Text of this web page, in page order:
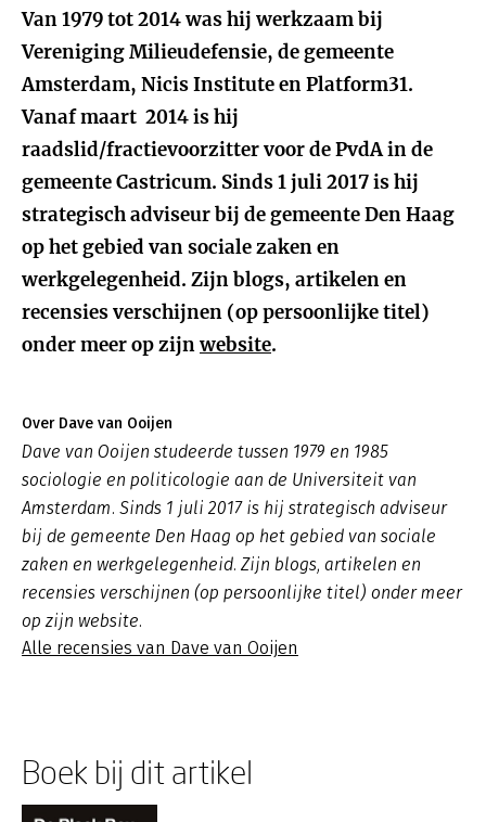
Van 1979 tot 2014 was hij werkzaam bij
Vereniging Milieudefensie, de gemeente
Amsterdam, Nicis Institute en Platform31.
Vanaf maart 2014 is hij
raadslid/fractievoorzitter voor de PvdA in de
gemeente Castricum. Sinds 1 juli 2017 is hij
strategisch adviseur bij de gemeente Den Haag
op het gebied van sociale zaken en
werkgelegenheid. Zijn blogs, artikelen en
recensies verschijnen (op persoonlijke titel)
onder meer op zijnwebsite.
Over Dave van Ooijen
Dave van Ooijen studeerde tussen 1979 en 1985
sociologie en politicologie aan de Universiteit van
Amsterdam. Sinds 1 juli 2017 is hij strategisch adviseur
bij de gemeente Den Haag op het gebied van sociale
zaken en werkgelegenheid. Zijn blogs, artikelen en
recensies verschijnen (op persoonlijke titel) onder meer
op zijn website.
Alle recensies van Dave van Ooijen
Boek bij dit artikel